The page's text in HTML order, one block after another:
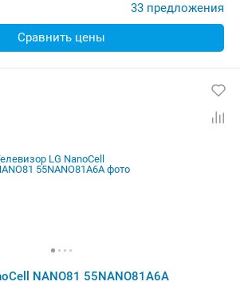
33 предложения
Сравнить цены
NANO81 55NANO81A6A